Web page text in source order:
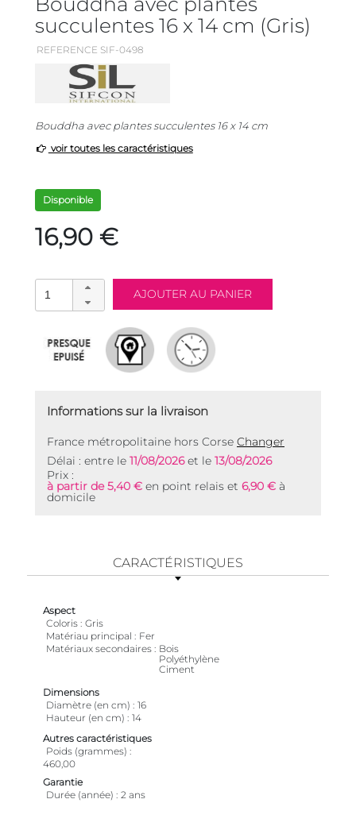
succulentes 16 x 14 cm (Gris)
REFERENCE SIF-0498
Bouddha avec plantes succulentes 16 x 14 cm
voir toutes les caractéristiques
Disponible
16,90 €
Informations sur la livraison
France métropolitaine hors Corse Changer
Délai : entre le 11/08/2026et le 13/08/2026
Prix :
à partir de 5,40 € en point relais et 6,90 € à
domicile
CARACTÉRISTIQUES
Aspect
Coloris Gris
Matériau principal
Fer
Matériaux secondaires
Bois
Polyéthylène
Ciment
Dimensions
Diamètre (en cm)
16
Hauteur (en cm)
14
Autres caractéristiques
Poids (grammes)
460,00
Garantie
Durée (année)
2 ans